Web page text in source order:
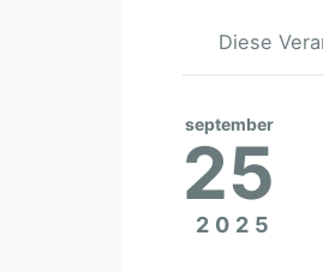
Diese
september
25
2025